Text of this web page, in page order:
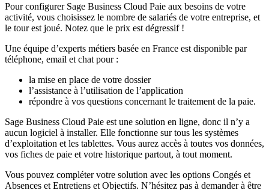
Pour configurer Sage Business Cloud Paie aux besoins de votre
activité, vous choisissez le nombre de salariés de votre entreprise, et
le tour est joué. Notez que le prix est dégressif !
Une équipe d’experts métiers basée en France est disponible par
téléphone, email et chat pour :
la mise en place de votre dossier
l’assistance à l’utilisation de l’application
répondre à vos questions concernant le traitement de la paie.
Sage Business Cloud Paie est une solution en ligne, donc il n’y a
aucun logiciel à installer. Elle fonctionne sur tous les systèmes
d’exploitation et les tablettes. Vous aurez accès à toutes vos données,
vos fiches de paie et votre historique partout, à tout moment.
Vous pouvez compléter votre solution avec les options Congés et
Absences et Entretiens et Objectifs. N’hésitez pas à demander à être